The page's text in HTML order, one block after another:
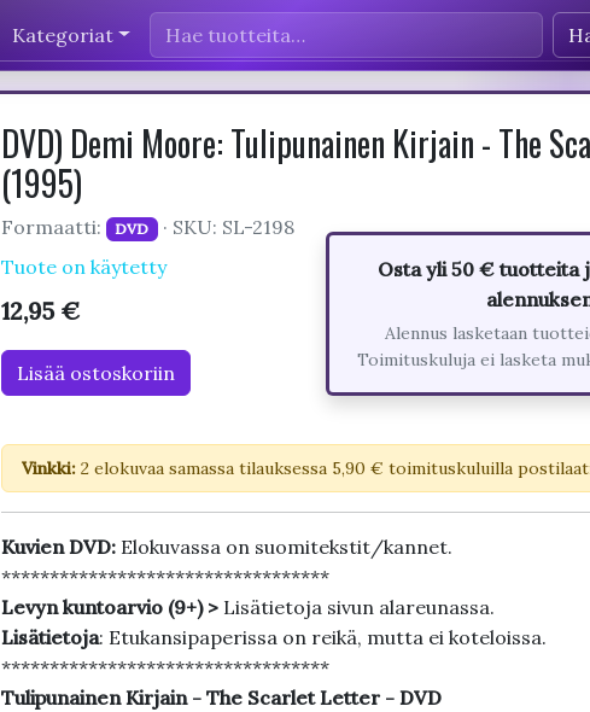
Kategoriat
DVD) Demi Moore: Tulipunainen Kirjain - The
(1995)
Formaatti: DVD
· SKU: SL-2198
Tuote on käytetty
12,95 €
Lisää ostoskoriin
Osta yli 50 € tuotteita
Alennus lasketaan
Toimituskuluja ei lasketa
Vinkki:2 elokuvaa samassa tilauksessa 5,90 € toimituskuluilla
Kuvien DVD: Elokuvassa on suomitekstit/kannet.
**********************************
Levyn kuntoarvio (9+) > Lisätietoja sivun alareunassa.
Lisätietoja: Etukansipaperissa on reikä, mutta ei koteloissa.
**********************************
Tulipunainen Kirjain - The Scarlet Letter - DVD